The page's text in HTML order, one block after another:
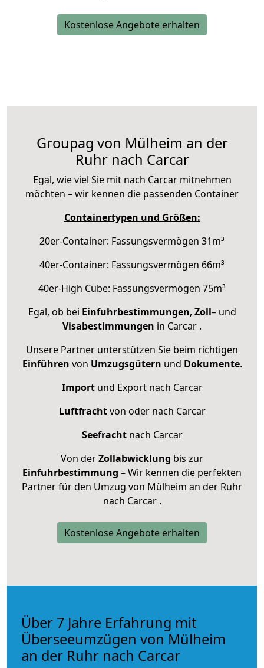
Kostenlose Angebote erhalten
Groupag von Mülheim an der
Ruhr nach Carcar
Egal, wie viel Sie mit nach Carcar mitnehmen
möchten – wir kennen die passenden Container
Containertypen und Größen:
20er-Container: Fassungsvermögen 31m³
40er-Container: Fassungsvermögen 66m³
40er-High Cube: Fassungsvermögen 75m³
Egal, ob bei Einfuhrbestimmungen, Zoll– und
Visabestimmungen in Carcar .
Unsere Partner unterstützen Sie beim richtigen
Einführen von Umzugsgütern und Dokumente.
Importund Export nach Carcar
Luftfrachtvon oder nach Carcar
Seefrachtnach Carcar
Von derZollabwicklung bis zur
Einfuhrbestimmung – Wir kennen die perfekten
Partner für den Umzug von Mülheim an der Ruhr
nach Carcar .
Kostenlose Angebote erhalten
Über 7 Jahre Erfahrung mit
Überseeumzügen von Mülheim
an der Ruhr nach Carcar